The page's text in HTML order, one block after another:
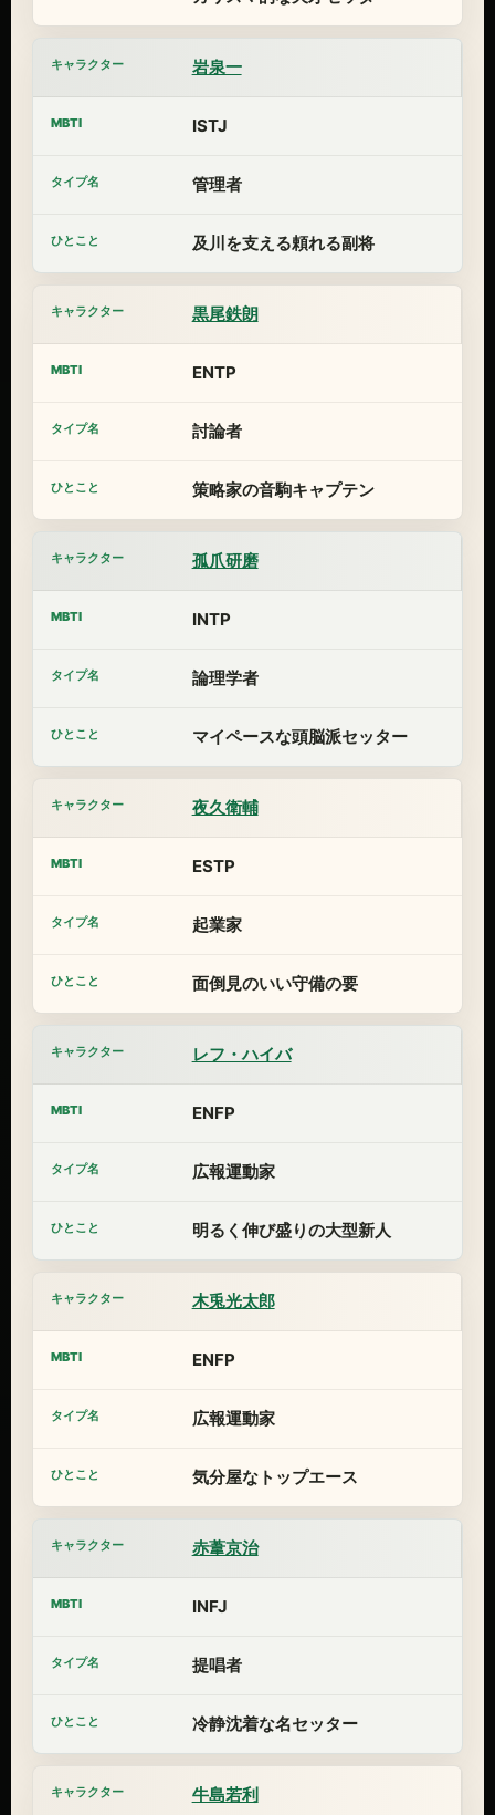
岩泉一
ISTJ
管理者
及川を支える頼れる副将
黒尾鉄朗
ENTP
討論者
策略家の音駒キャプテン
孤爪研磨
INTP
論理学者
マイペースな頭脳派セッター
夜久衛輔
ESTP
起業家
面倒見のいい守備の要
レフ・ハイバ
ENFP
広報運動家
明るく伸び盛りの大型新人
木兎光太郎
ENFP
広報運動家
気分屋なトップエース
赤葦京治
INFJ
提唱者
冷静沈着な名セッター
牛島若利